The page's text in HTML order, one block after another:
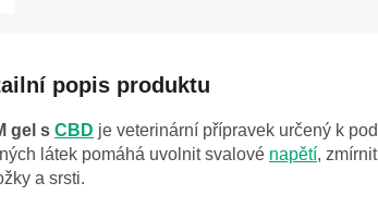
popis produktu
gel s CBD je veterinární přípravek určený k
látek pomáhá uvolnit svalové napětí,
a srsti.